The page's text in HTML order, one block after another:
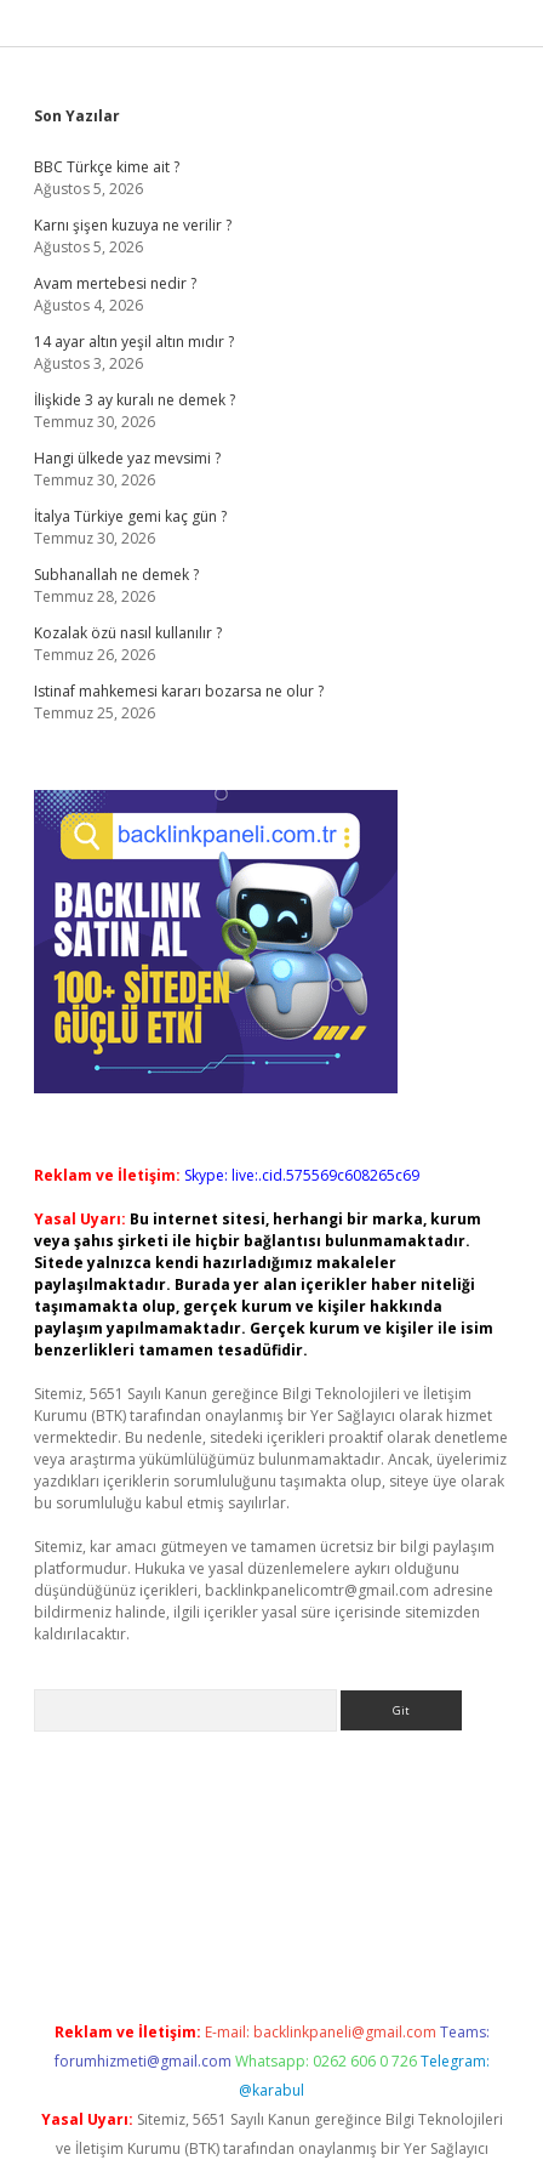
Sidebar
Son Yazılar
BBC Türkçe kime ait ?
Ağustos 5, 2026
Karnı şişen kuzuya ne verilir ?
Ağustos 5, 2026
Avam mertebesi nedir ?
Ağustos 4, 2026
14 ayar altın yeşil altın mıdır ?
Ağustos 3, 2026
İlişkide 3 ay kuralı ne demek ?
Temmuz 30, 2026
Hangi ülkede yaz mevsimi ?
Temmuz 30, 2026
İtalya Türkiye gemi kaç gün ?
Temmuz 30, 2026
Subhanallah ne demek ?
Temmuz 28, 2026
Kozalak özü nasıl kullanılır ?
Temmuz 26, 2026
Istinaf mahkemesi kararı bozarsa ne olur ?
Temmuz 25, 2026
Reklam ve İletişim: Skype: live:.cid.575569c608265c69
Yasal Uyarı: Bu internet sitesi, herhangi bir marka, kurum
veya şahıs şirketi ile hiçbir bağlantısı bulunmamaktadır.
Sitede yalnızca kendi hazırladığımız makaleler
paylaşılmaktadır. Burada yer alan içerikler haber niteliği
taşımamakta olup, gerçek kurum ve kişiler hakkında
paylaşım yapılmamaktadır. Gerçek kurum ve kişiler ile isim
benzerlikleri tamamen tesadüfidir.
Sitemiz, 5651 Sayılı Kanun gereğince Bilgi Teknolojileri ve İletişim
Kurumu (BTK) tarafından onaylanmış bir Yer Sağlayıcı olarak hizmet
vermektedir. Bu nedenle, sitedeki içerikleri proaktif olarak denetleme
veya araştırma yükümlülüğümüz bulunmamaktadır. Ancak, üyelerimiz
yazdıkları içeriklerin sorumluluğunu taşımakta olup, siteye üye olarak
bu sorumluluğu kabul etmiş sayılırlar.
Sitemiz, kar amacı gütmeyen ve tamamen ücretsiz bir bilgi paylaşım
platformudur. Hukuka ve yasal düzenlemelere aykırı olduğunu
düşündüğünüz içerikleri, backlinkpanelicomtr@gmail.com adresine
bildirmeniz halinde, ilgili içerikler yasal süre içerisinde sitemizden
kaldırılacaktır.
Reklam ve İletişim: E-mail: backlinkpaneli@gmail.com Teams:
forumhizmeti@gmail.com Whatsapp: 0262 606 0 726 Telegram:
@karabul
Yasal Uyarı: Sitemiz, 5651 Sayılı Kanun gereğince Bilgi Teknolojileri
ve İletişim Kurumu (BTK) tarafından onaylanmış bir Yer Sağlayıcı